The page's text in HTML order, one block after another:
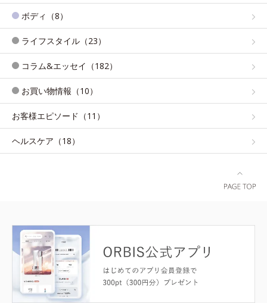
ボディ（8）
ライフスタイル（23）
コラム&エッセイ（182）
お買い物情報（10）
お客様エピソード（11）
ヘルスケア（18）